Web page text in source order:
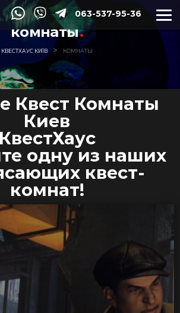
063-537-95-36
комнаты
КВЕСТХАУС КИЇВ > КОМНАТЫ
Квест Комнаты
Киев
КвестХаус
одну из наших
квест-
комнат!